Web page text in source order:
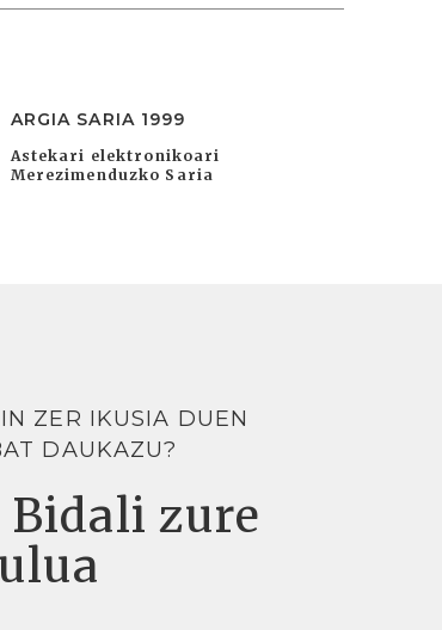
ARGIA SARIA 1999
Astekari elektronikoari
Merezimenduzko Saria
ZER IKUSIA DUEN
DAUKAZU?
zure